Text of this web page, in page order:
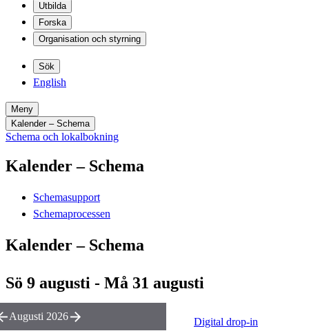
Utbilda
Forska
Organisation och styrning
Sök
English
Meny
Kalender – Schema
Schema och lokalbokning
Kalender – Schema
Schemasupport
Schemaprocessen
Kalender – Schema
Sö 9 augusti - Må 31 augusti
Digital drop-in
Augusti 2026